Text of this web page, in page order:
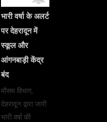
भारी वर्षा के अलर्ट
पर देहरादून में
स्कूल और
आंगनबाड़ी केंद्र
बंद
मौसम विभाग,
देहरादून द्वारा जारी
भारी वर्षा की